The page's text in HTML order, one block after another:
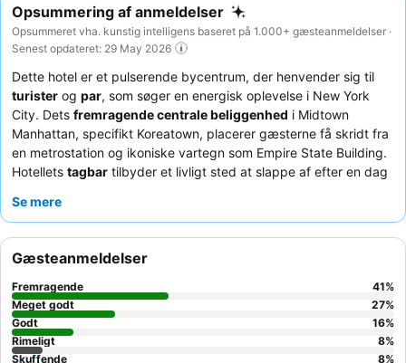
Opsummering af anmeldelser
Opsummeret vha. kunstig intelligens baseret på 1.000+ gæsteanmeldelser ·
Senest opdateret: 29 May 2026
Dette hotel er et pulserende bycentrum, der henvender sig til
turister og par, som søger en energisk oplevelse i New York
City. Dets fremragende centrale beliggenhed i Midtown
Manhattan, specifikt Koreatown, placerer gæsterne få skridt fra
en metrostation og ikoniske vartegn som Empire State Building.
Hotellets tagbar tilbyder et livligt sted at slappe af efter en dag
opmærksomme og hjælpsomme natur
vender væk fra gaden.
Se mere
Gæsteanmeldelser
Fremragende 41%
Meget godt
27%
Godt
16%
Rimeligt
8%
Skuffende
8%